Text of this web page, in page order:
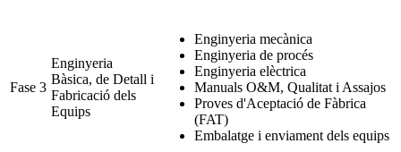
Fase 3
Enginyeria
Bàsica, de Detall i
Fabricació dels
Equips
Enginyeria mecànica
Enginyeria de procés
Enginyeria elèctrica
Manuals O&M, Qualitat i Assajos
Proves d'Aceptació de Fàbrica
(FAT)
Embalatge i enviament dels equips